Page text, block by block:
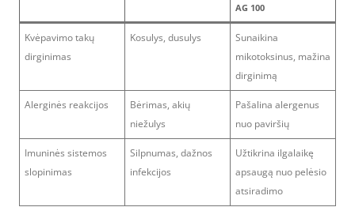
AG 100
Kvėpavimo takų
dirginimas
Kosulys, dusulys
Sunaikina
mikotoksinus, mažina
dirginimą
Alerginės reakcijos
Bėrimas, akių
niežulys
Pašalina alergenus
nuo paviršių
Imuninės sistemos
slopinimas
Silpnumas, dažnos
infekcijos
Užtikrina ilgalaikę
apsaugą nuo pelėsio
atsiradimo